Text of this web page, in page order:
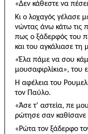
«Δεν κάθεστε να
Κι ο λοχαγός γέλασε
νώντας άνω κάτω τις
πως ο ξάδερφός του
και του αγκάλιασε
«Έλα πάμε να σου
μουσαφιρλίκια», του
Η αφέλεια του
τον Παύλο.
«Άσε τ’ αστεία, πε
ρώτησε σαν καθίσανε
«Ρώτα τον ξάδερφο